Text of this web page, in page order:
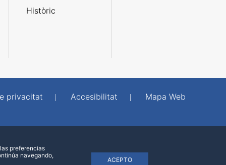
Històric
privacitat Accesibilitat
Mapa Web
preferencias
navegando,
ACEPTO